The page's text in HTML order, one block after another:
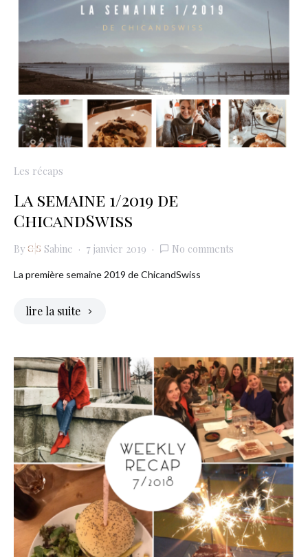
Les récaps
La semaine 1/2019 de
ChicandSwiss
By Sabine 7 janvier 2019 No comments
La première semaine 2019 de ChicandSwiss
lire la suite